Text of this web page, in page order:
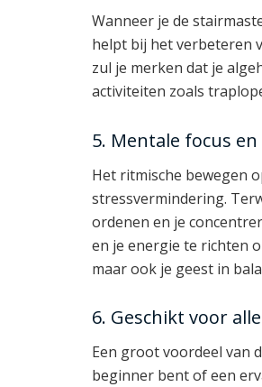
Wanneer je de
helpt bij het verbeteren
zul je merken dat je
activiteiten zoals
5. Mentale focus
Het ritmische bewegen
stressvermindering.
ordenen en je
en je energie te richten
maar ook je geest in
6. Geschikt voor
Een groot voordeel van
beginner bent of een